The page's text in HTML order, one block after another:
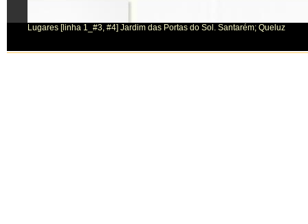
Lugares [linha 1_#3, #4] Jardim das Portas do Sol. Santarém; Queluz